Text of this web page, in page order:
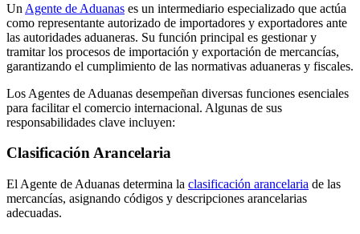
Un Agente de Aduanas es un intermediario especializado que actúa
como representante autorizado de importadores y exportadores ante
las autoridades aduaneras. Su función principal es gestionar y
tramitar los procesos de importación y exportación de mercancías,
garantizando el cumplimiento de las normativas aduaneras y fiscales.
Los Agentes de Aduanas desempeñan diversas funciones esenciales
para facilitar el comercio internacional. Algunas de sus
responsabilidades clave incluyen:
Clasificación Arancelaria
El Agente de Aduanas determina la clasificación arancelaria de las
mercancías, asignando códigos y descripciones arancelarias
adecuadas.